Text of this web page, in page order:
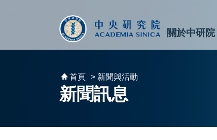
關於中研院
首頁 > 新聞與活動
新聞訊息